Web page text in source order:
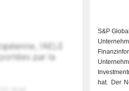
S&P
hat. Der